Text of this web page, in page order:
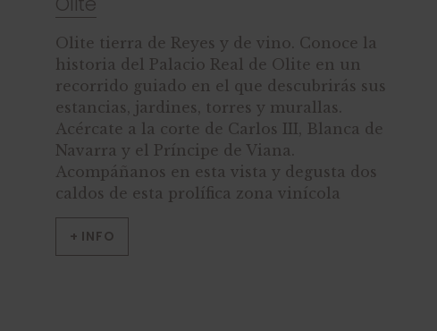
Olite tierra de Reyes y de vino. Conoce la
historia del Palacio Real de Olite en un
recorrido guiado en el que descubrirás sus
estancias, jardines, torres y murallas.
Acércate a la corte de Carlos III, Blanca de
Navarra y el Príncipe de Viana.
Acompáñanos en esta vista y degusta dos
caldos de esta prolífica zona vinícola
+ INFO